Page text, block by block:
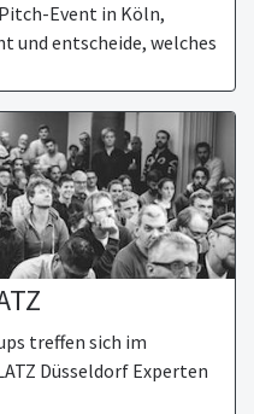
Event in Köln,
und entscheide, welches
treffen sich im
Düsseldorf Experten